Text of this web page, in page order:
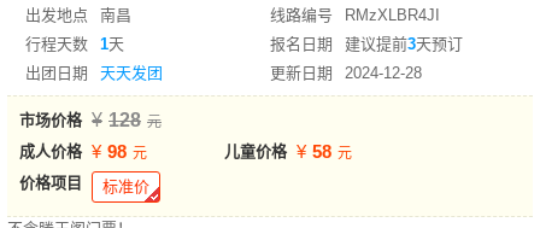
出发地点 南昌 线路编号
RMzXLBR4JI
行程天数
1天 报名日期 建议提前3天预订
出团日期
天天发团 更新日期 2024-12-28
市场价格 128
成人价格 98 儿童价格 58
价格项目 标准价